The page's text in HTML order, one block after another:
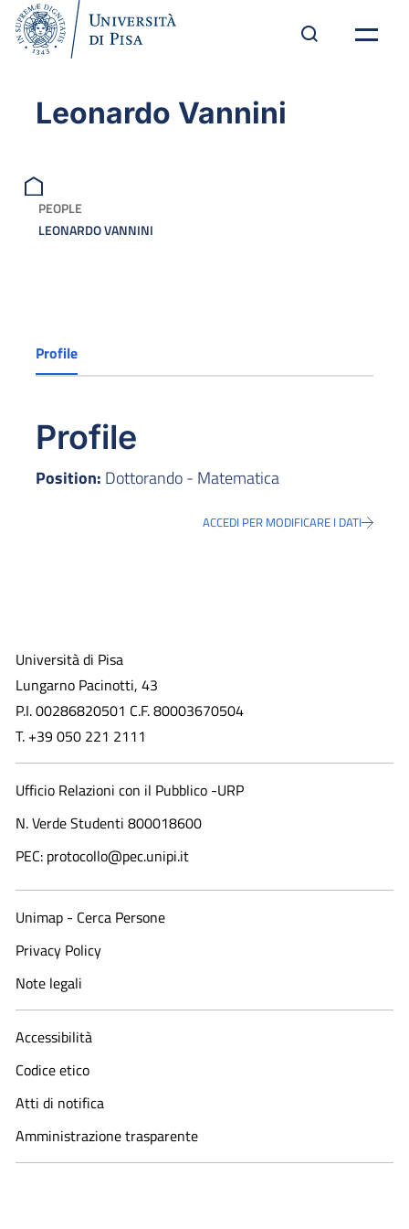
Leonardo Vannini
PEOPLE
LEONARDO VANNINI
Profile
Profile
Position: Dottorando - Matematica
ACCEDI PER MODIFICARE I DATI
Università di Pisa
Lungarno Pacinotti, 43
P.I. 00286820501 C.F. 80003670504
T. +39 050 221 2111
Ufficio Relazioni con il Pubblico -URP
N. Verde Studenti 800018600​
PEC: protocollo@pec.unipi.it
Unimap - Cerca Persone
Privacy Policy
Note legali
Accessibilità
Codice etico
Atti di notifica
Amministrazione trasparente